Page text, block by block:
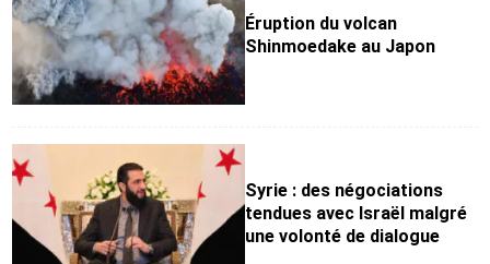
Éruption du volcan
Shinmoedake au Japon
Syrie : des négociations
tendues avec Israël malgré
une volonté de dialogue